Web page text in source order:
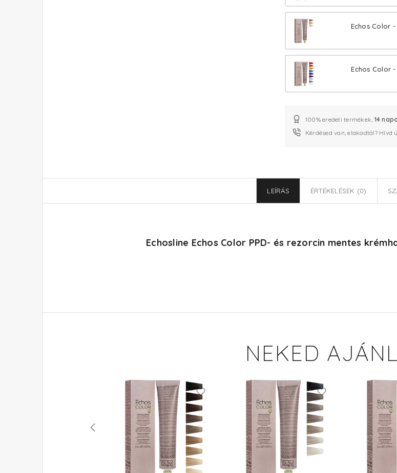
Echos Color
Echos Color
100% eredeti termékek, 14
Kérdésed van, elakadtál? Hívd
LEÍRÁS ÉRTÉKELÉSEK (0)
Echosline Echos Color PPD- és rezorcin mentes
NEKED